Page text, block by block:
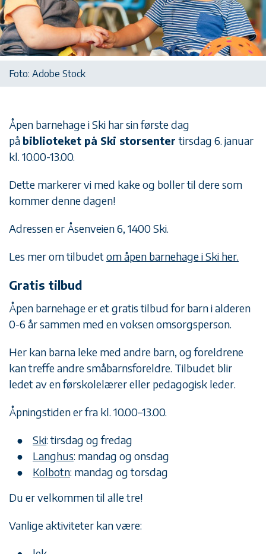
Foto: Adobe Stock
Åpen barnehage i Ski har sin første dag
på biblioteket på Ski storsentertirsdag 6. januar
kl. 10.00-13.00.
Dette markerer vi med kake og boller til dere som
kommer denne dagen!
Adressen er Åsenveien 6, 1400 Ski.
Les mer om tilbudet om åpen barnehage i Ski her.
Gratis tilbud
Åpen barnehage er et gratis tilbud for barn i alderen
0-6 år sammen med en voksen omsorgsperson.
Her kan barna leke med andre barn, og foreldrene
kan treffe andre småbarnsforeldre. Tilbudet blir
ledet av en førskolelærer eller pedagogisk leder.
Åpningstiden er fra kl. 10.00–13.00.
Ski: tirsdag og fredag
Langhus: mandag og onsdag
Kolbotn: mandag og torsdag
Du er velkommen til alle tre!
Vanlige aktiviteter kan være: